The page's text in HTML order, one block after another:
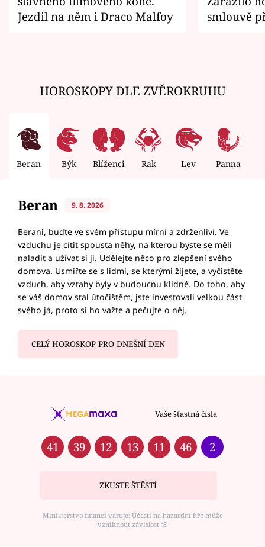
Jezdil na něm i Draco Malfoy
smlouvě
HOROSKOPY DLE ZVĚROKRUHU
Beran Býk Blíženci Rak Lev Panna
Beran 9. 8. 2026
Berani, buďte ve svém přístupu mírní a zdrženliví. Ve
vzduchu je cítit spousta něhy, na kterou byste se měli
naladit a užívat si ji. Udělejte něco pro zlepšení svého
domova. Usmiřte se s lidmi, se kterými žijete, a vyčistěte
vzduch, aby vztahy byly v budoucnu klidné. Do toho, aby
se váš domov stal útočištěm, jste investovali velkou část
svého já, proto si ho važte a pečujte o něj.
CELÝ HOROSKOP PRO DNEŠNÍ DEN
Vaše šťastná čísla
41 39 12 13 11 46 2
ZKUSTE ŠTĚSTÍ
Ministerstvo financí varuje: Účastí na hazardní hře může
vzniknout závislost ⑱